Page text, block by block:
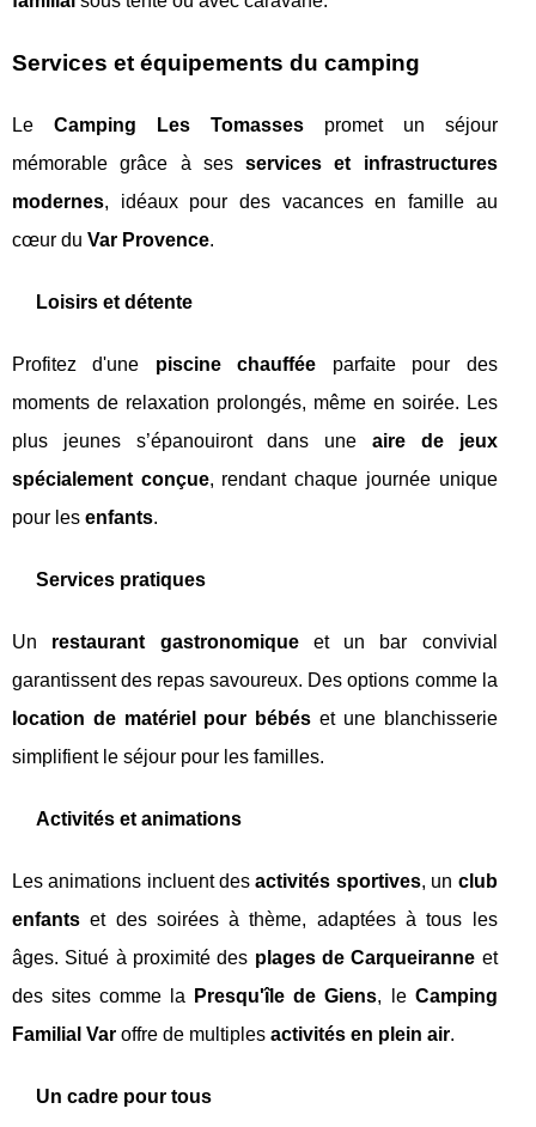
Services et équipements du camping
Le Camping Les Tomassespromet un séjour
mémorable grâce à sesservices et infrastructures
modernes, idéaux pour des vacances en famille au
cœur du Var Provence.
Loisirs et détente
Profitez d'une piscine chauffée parfaite pour des
moments de relaxation prolongés, même en soirée. Les
plus jeunes s’épanouiront dans une aire de jeux
spécialement conçue, rendant chaque journée unique
pour les enfants.
Services pratiques
Un restaurant gastronomiqueet un bar convivial
garantissent des repas savoureux. Des options comme la
location de matériel pour bébés et une blanchisserie
simplifient le séjour pour les familles.
Activités et animations
Les animations incluent desactivités sportives, un club
enfants et des soirées à thème, adaptées à tous les
âges. Situé à proximité des plages de Carqueiranne et
des sites comme la
Presqu'île de Giens, le Camping
Familial Var offre de multiples activités en plein air.
Un cadre pour tous